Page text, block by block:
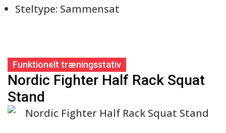
Steltype: Sammensat
Funktionelt træningsstativ
Nordic Fighter Half Rack Squat
Stand